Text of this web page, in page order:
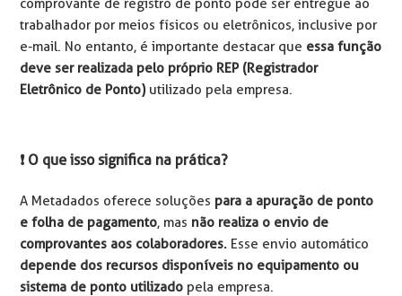
trabalhador por meios físicos ou eletrônicos, inclusive por
e-mail. No entanto, é importante destacar que essa função
deve ser realizada pelo próprio REP (Registrador
Eletrônico de Ponto)utilizado pela empresa.
❗ O que isso significa na prática?
A Metadados oferece soluções para a apuração de ponto
e folha de pagamento, mas não realiza o envio de
comprovantes aos colaboradores. Esse envio automático
depende dos recursos disponíveis no equipamento ou
sistema de ponto utilizado pela empresa.